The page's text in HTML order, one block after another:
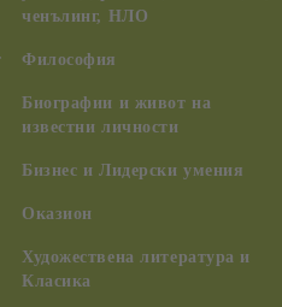
ченълинг, НЛО
Философия
Биографии и живот на
известни личности
Бизнес и Лидерски умения
Оказион
Художествена литература и
Класика